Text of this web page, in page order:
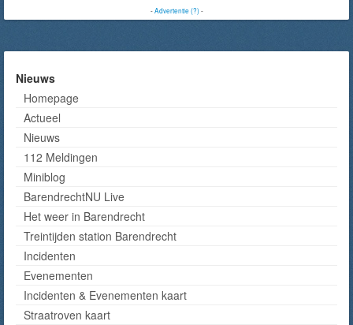
-Advertentie (?)-
Nieuws
Homepage
Actueel
Nieuws
112 Meldingen
Miniblog
BarendrechtNU Live
Het weer in Barendrecht
Treintijden station Barendrecht
Incidenten
Evenementen
Incidenten & Evenementen kaart
Straatroven kaart